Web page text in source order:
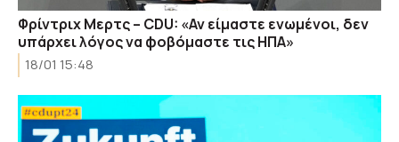
Φρίντριχ Μερτς – CDU: «Αν είμαστε ενωμένοι, δεν
υπάρχει λόγος να φοβόμαστε τις ΗΠΑ»
18/01 15:48